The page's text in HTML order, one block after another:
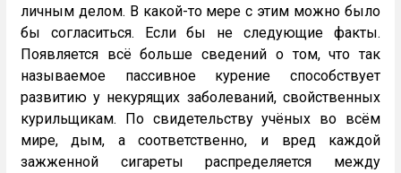
личным делом. В какой-то мере с этим можно было
бы согласиться. Если бы не следующие факты.
Появляется всё больше сведений о том, что так
называемое пассивное курение способствует
развитию у некурящих заболеваний, свойственных
курильщикам. По свидетельству учёных во всём
мире, дым, а соответственно, и вред каждой
зажженной сигареты распределяется между